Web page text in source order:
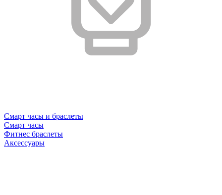
Смарт часы и браслеты
Смарт часы
Фитнес браслеты
Аксессуары